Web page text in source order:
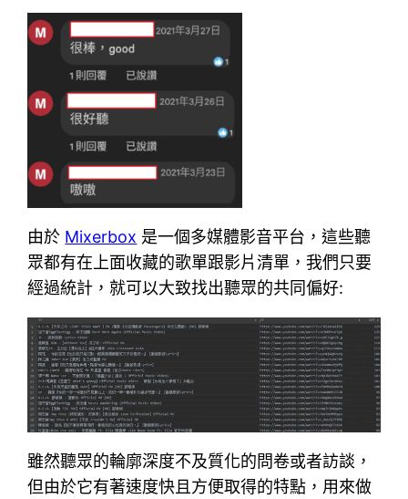
由於 Mixerbox 是一個多媒體影音平台，這些聽
眾都有在上面收藏的歌單跟影片清單，我們只要
經過統計，就可以大致找出聽眾的共同偏好:
雖然聽眾的輪廓深度不及質化的問卷或者訪談，
但由於它有著速度快且方便取得的特點，用來做